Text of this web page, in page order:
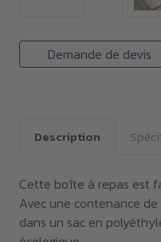
Demande de devis
Description
Cette boîte à repas est
Avec une contenance
dans un sac en